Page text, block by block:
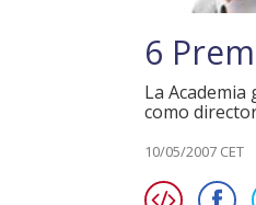
6
La
como
10/05/2007 CET